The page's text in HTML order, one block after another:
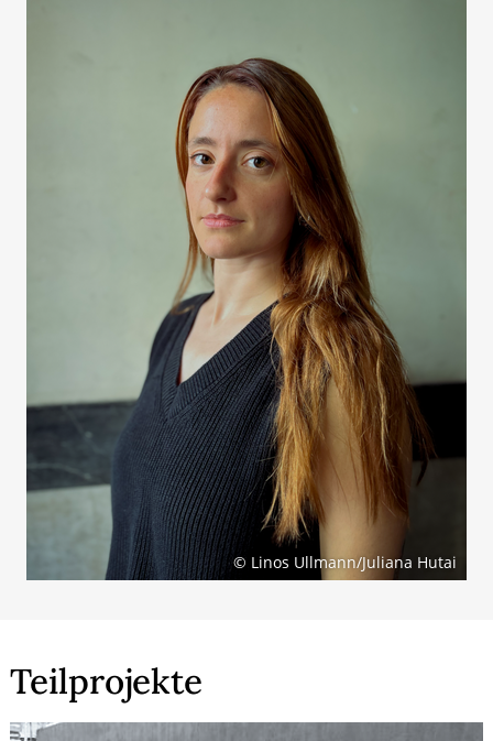
© Linos Ullmann/Juliana Hutai
Teilprojekte